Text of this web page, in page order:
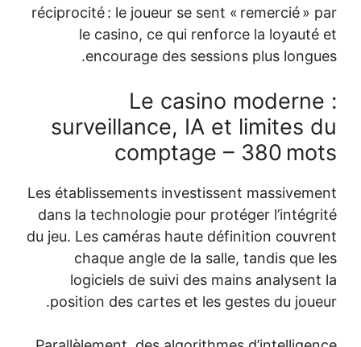
réciprocité : le joueur se sent «
le casino, ce qui renforce
encourage des sessions
Le casino
surveillance, IA et
comptage –
Les établissements investissent
dans la technologie pour
du jeu. Les caméras haute
chaque angle de la salle,
logiciels de suivi des
position des cartes et les